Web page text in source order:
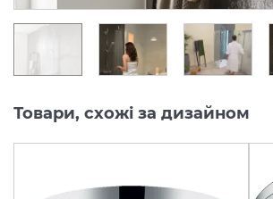
Товари, схожі за дизайном